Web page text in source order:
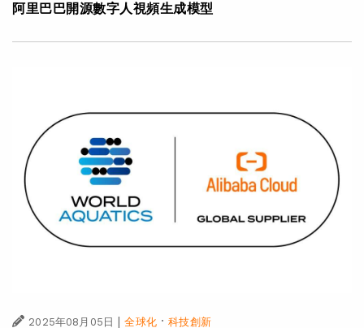
阿里巴巴開源數字人視頻生成模型
2025年08月05日 | 全球化·科技創新